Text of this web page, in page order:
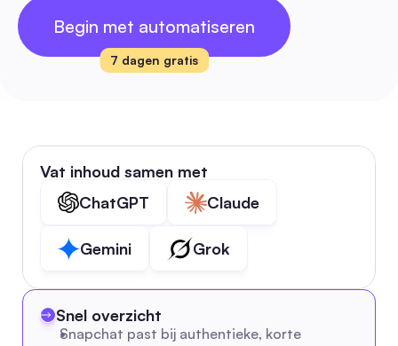
Begin met automatiseren
7 dagen gratis
Vat inhoud samen met
ChatGPT
Claude
Gemini Grok
Snel overzicht
Snapchat past bij authentieke, korte